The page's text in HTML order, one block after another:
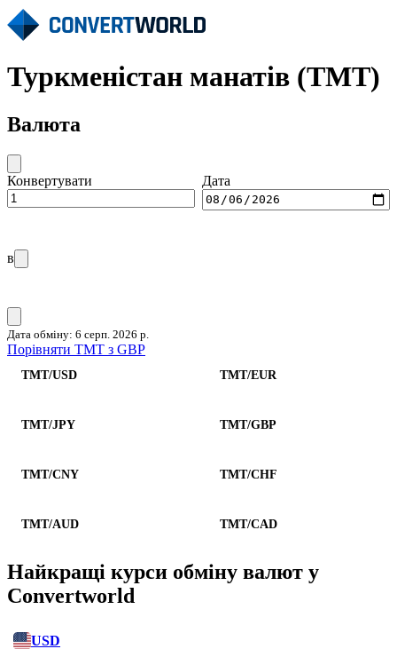
Туркменістан манатів (TMT)
Валюта
Конвертувати Дата
в
Дата обміну: 6 серп. 2026 р.
Порівняти TMT з GBP
TMT/USD TMT/EUR
TMT/JPY TMT/GBP
TMT/CNY TMT/CHF
TMT/AUD TMT/CAD
Найкращі курси обміну валют у
Convertworld
USD